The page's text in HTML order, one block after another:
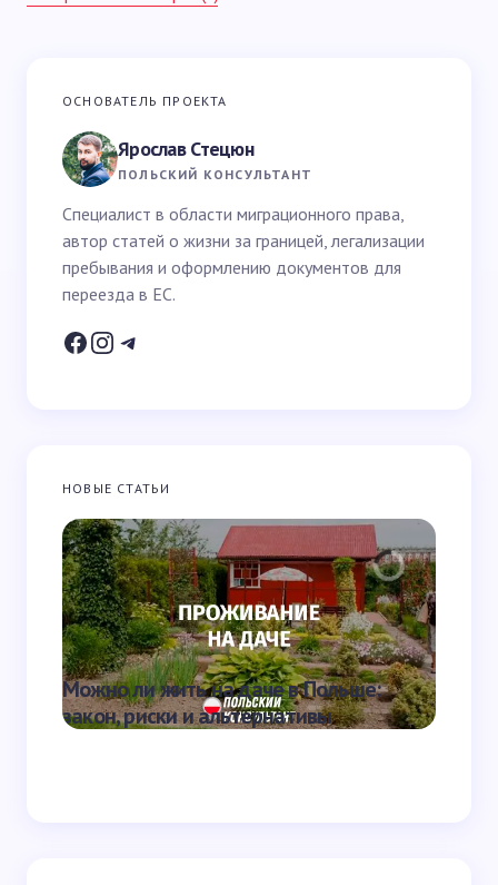
Ваш адрес email не будет опубликован.
Ваш вопрос *
Ваше имя *
Email *
Запомнить имя и email для следующих
комментариев
Отправить
ОСНОВАТЕЛЬ ПРОЕКТА
Ярослав Стецюн
ПОЛЬСКИЙ КОНСУЛЬТАНТ
Специалист в области миграционного права,
автор статей о жизни за границей, легализации
пребывания и оформлению документов для
переезда в ЕС.
НОВЫЕ СТАТЬИ
Можно ли жить на даче в Польше:
закон, риски и альтернативы